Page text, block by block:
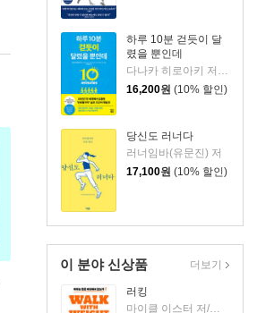
하루 10분 걷듯이 달
렸을 뿐인데
16,200원 (10% 할인)
당신도 러너다
러너임바(유문진) 저
17,100원 (10% 할인)
이 분야 신상품
러킹
마이클 이스터 저/박선령 역
더보기